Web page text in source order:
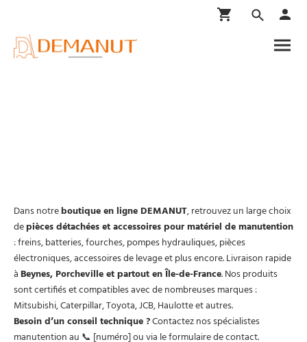
Dans notreboutique en ligne DEMANUT, retrouvez un large choix
depièces détachées et accessoires pour matériel de manutention
: freins, batteries, fourches, pompes hydrauliques, pièces
électroniques, accessoires de levage et plus encore. Livraison rapide
à Beynes, Porcheville et partout en Île-de-France. Nos produits
sont certifiés et compatibles avec de nombreuses marques :
Mitsubishi, Caterpillar, Toyota, JCB, Haulotte et autres.
Besoin d’un conseil technique ?Contactez nos spécialistes
manutention au 📞 [numéro] ou via le formulaire de contact.